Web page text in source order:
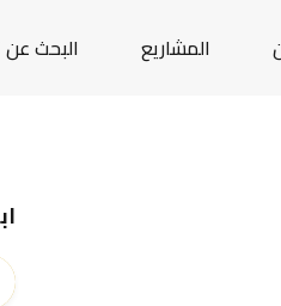
المشاريع البحث عن